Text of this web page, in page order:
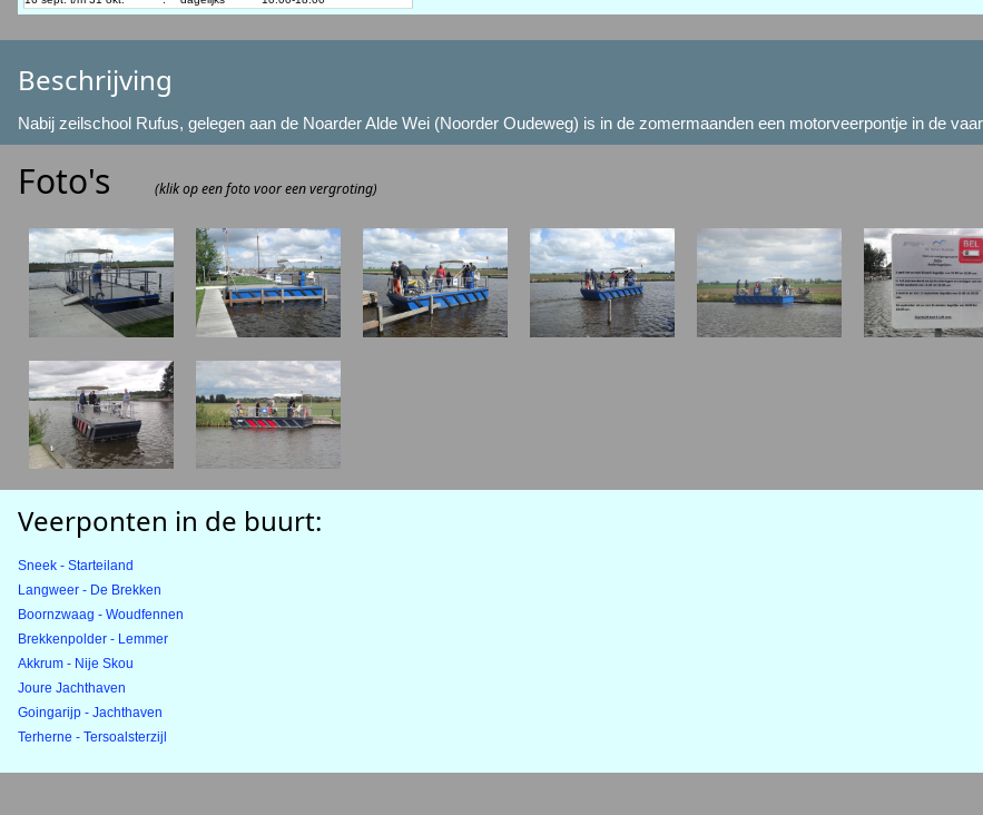
Beschrijving
Nabij zeilschool Rufus, gelegen aan de Noarder Alde Wei (Noorder Oudeweg) is in de zomermaanden een motorveerpontje in de
Foto's (klik op een foto voor een vergroting)
Veerponten in de buurt:
Sneek - Starteiland
Langweer - De Brekken
Boornzwaag - Woudfennen
Brekkenpolder - Lemmer
Akkrum - Nije Skou
Joure Jachthaven
Goingarijp - Jachthaven
Terherne - Tersoalsterzijl